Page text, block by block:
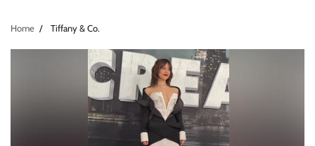
Home Tiffany & Co.